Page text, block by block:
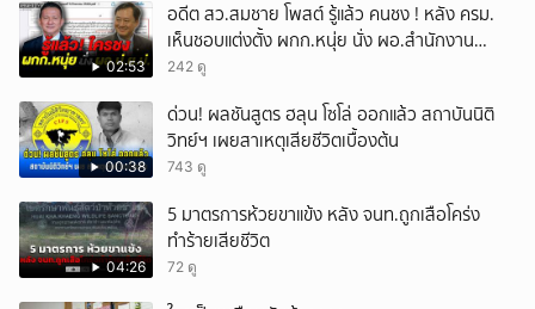
02:53
อดีต สว.สมชาย โพสต์ รู้แล้ว คนชง ! หลัง ครม.
เห็นชอบแต่งตั้ง ผกก.หนุ่ย นั่ง ผอ.สำนักงาน
ป.ย.ป.
242 ดู
00:38
ด่วน! ผลชันสูตร ฮลุน โซโล่ ออกแล้ว สถาบันนิติ
วิทย์ฯ เผยสาเหตุเสียชีวิตเบื้องต้น
743 ดู
04:26
5 มาตรการห้วยขาแข้ง หลัง จนท.ถูกเสือโคร่ง
ทำร้ายเสียชีวิต
72 ดู